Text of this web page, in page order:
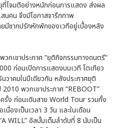
โจมตีอย่างหนักก่อนการแสดง ส่งผล
นคน จึงมีโอกาสจารึกภาพ
มีซากปรักหักพักของเวทีอยู่เบื้องหลัง
กเขาประกาศ “ยุติกิจกรรมทางดนตรี“
ก่อนเปิดการแสดงบนเวที โตเกียว
วาคมในปีเดียวกัน หลังประกาศยุติ
พวกเขาประกาศ “REBOOT”
รั้ง ก่อนเดินสาย World Tour รวมทั้ง
นื่องเป็นเวลา 3 วัน และในเดือน
WILL” อัลบั้มเต็มลำดับที่ 8 นับเป็น